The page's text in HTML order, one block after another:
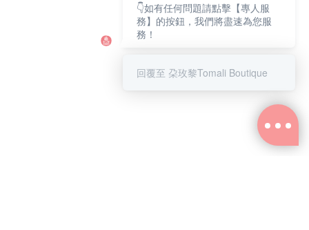
👇如有任何問題請點擊【專人服
務】的按鈕，我們將盡速為您服
務！
回覆至 朶玫黎Tomali Boutique